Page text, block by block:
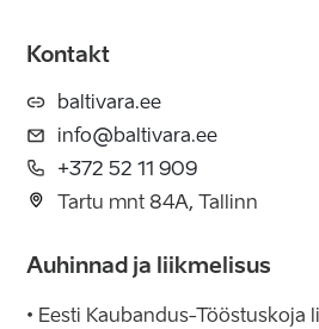
Kontakt
baltivara.ee
info@baltivara.ee
+372 52 11 909
Tartu mnt 84A, Tallinn
Auhinnad ja liikmelisus
• Eesti Kaubandus-Tööstuskoja